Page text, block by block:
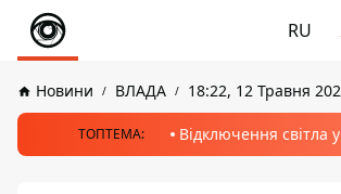
RU
Новини ВЛАДА 18:22, 12 Травня
ТОПТЕМА: Відключення світла